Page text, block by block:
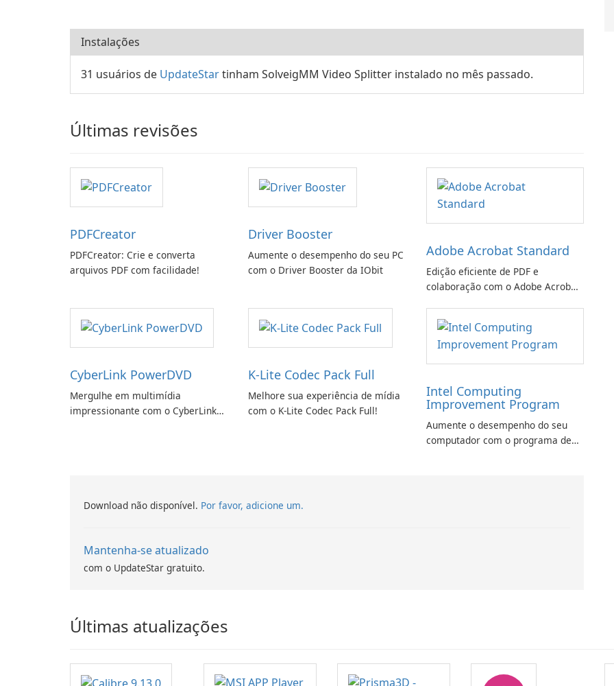
Instalações
31 usuários de UpdateStartinham SolveigMM Video Splitter instalado no mês passado.
Últimas revisões
PDFCreator
PDFCreator: Crie e converta
arquivos PDF com facilidade!
Driver Booster
Aumente o desempenho do seu PC
com o Driver Booster da IObit
Adobe Acrobat Standard
Edição eficiente de PDF e
colaboração com o Adobe Acrobat
CyberLink PowerDVD
Mergulhe em multimídia
impressionante com o CyberLink
K-Lite Codec Pack Full
Melhore sua experiência de mídia
com o K-Lite Codec Pack Full!
Intel Computing
Improvement Program
Aumente o desempenho do seu
computador com o programa de
Download não disponível. Por favor, adicione um.
Mantenha-se atualizado
com o UpdateStar gratuito.
Últimas atualizações